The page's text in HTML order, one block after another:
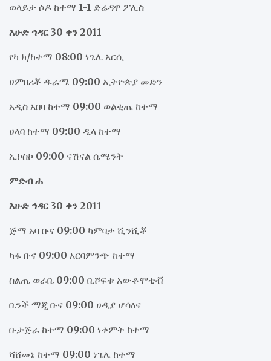
ወላይታ ሶዶ ከተማ 1-1 ድሬዳዋ ፖሊስ
እሁድ ኅዳር 30 ቀን 2011
የካ ክ/ከተማ 08:00 ነጌሌ አርሲ
ሀምበሪቾ ዱራሜ 09:00 ኢትዮጵያ መድን
አዲስ አበባ ከተማ 09:00 ወልቂጤ ከተማ
ሀላባ ከተማ 09:00 ዲላ ከተማ
ኢኮስኮ 09:00 ናሽናል ሴሜንት
ምድብ ሐ
እሁድ ኅዳር 30 ቀን 2011
ጅማ አባ ቡና 09:00 ካምባታ ሺንሺቾ
ካፋ ቡና 09:00 አርባምንጭ ከተማ
ስልጤ ወራቤ 09:00 ቢሾፍቱ አውቶሞቲቭ
ቤንች ማጂ ቡና 09:00 ሀዲያ ሆሳዕና
ቡታጅራ ከተማ 09:00 ነቀምት ከተማ
ሻሸመኔ ከተማ 09:00 ነጌሌ ከተማ